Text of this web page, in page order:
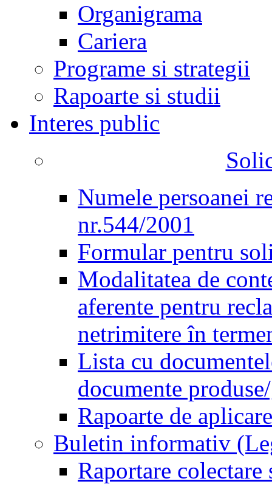
Organigrama
Cariera
Programe si strategii
Rapoarte si studii
Interes public
Numele persoanei
nr.544/2001
Formular pentru
Modalitatea de
aferente pentru
netrimitere în
Lista cu
documente
Rapoarte de
Buletin informativ
Raportare colectare